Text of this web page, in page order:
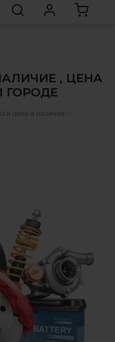
НАЛИЧИЕ , ЦЕНА
ГОРОДЕ
цена и наличие ✅